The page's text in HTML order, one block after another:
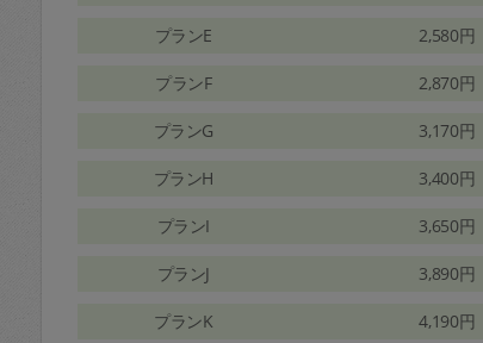
プランE 2,580円
プランF 2,870円
プランG 3,170円
プランH 3,400円
プランI 3,650円
プランJ 3,890円
プランK 4,190円